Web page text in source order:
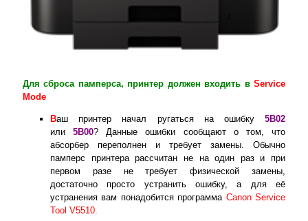
Для сброса памперса, принтер должен входить в Service
Mode
Ваш принтер начал ругаться на ошибку 5B02
или5B00? Данные ошибки сообщают о том, что
абсорбер переполнен и требует замены. Обычно
памперс принтера рассчитан не на один раз и при
первом разе не требует физической замены,
достаточно просто устранить ошибку, а для её
устранения вам понадобится программа Canon Service
Tool V5510.